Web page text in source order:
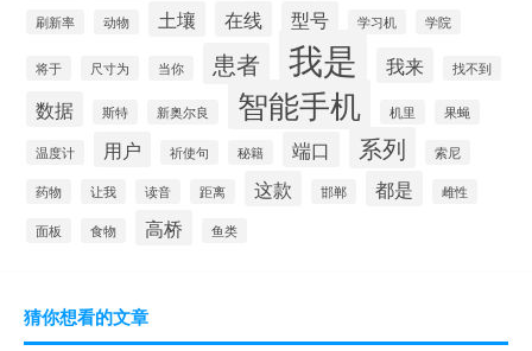
刷新率 动物 土壤 在线 型号 学习机 学院
将于 尺寸为 当你 患者 我是 我来 找不到
数据 斯特 新奥尔良 智能手机 机里 果蝇
温度计 用户 祈使句 秘籍 端口 系列 索尼
药物 让我 读音 距离 这款 邯郸 都是 雌性
面板 食物 高桥 鱼类
猜你想看的文章